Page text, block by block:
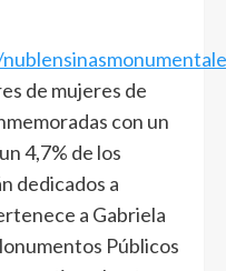
de mujeres de
con un
4,7% de los
dedicados a
a Gabriela
Públicos